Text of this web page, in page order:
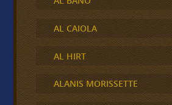
AL CAIOLA
AL HIRT
ALANIS MORISSETTE